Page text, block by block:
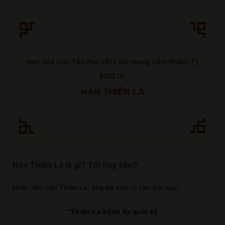
HẠN THIÊN LA
Nhắc đến hạn Thiên La, ông bà xưa có câu thơ sau:
“Thiên La bệnh ấy quái kỳ